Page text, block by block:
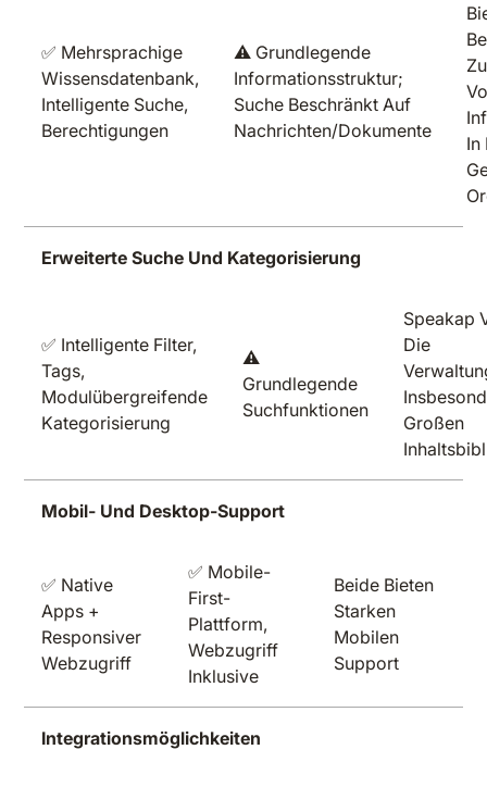
✅ Mehrsprachige
Wissensdatenbank,
Intelligente Suche,
Berechtigungen
⚠️ Grundlegende
Informationsstruktur;
Suche Beschränkt Auf
Nachrichten/Dokumente
In
Erweiterte Suche Und Kategorisierung
✅ Intelligente Filter,
Tags,
Modulübergreifende
Kategorisierung
⚠️
Grundlegende
Suchfunktionen
Speakap
Die
Großen
Mobil- Und Desktop-Support
✅ Native
Apps +
Responsiver
Webzugriff
✅ Mobile-
First-
Plattform,
Webzugriff
Inklusive
Beide Bieten
Starken
Mobilen
Support
Integrationsmöglichkeiten